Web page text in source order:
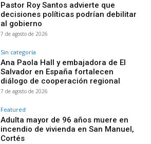
Pastor Roy Santos advierte que
decisiones políticas podrían debilitar
al gobierno
7 de agosto de 2026
Sin categoría
Ana Paola Hall y embajadora de El
Salvador en España fortalecen
diálogo de cooperación regional
7 de agosto de 2026
Featured
Adulta mayor de 96 años muere en
incendio de vivienda en San Manuel,
Cortés